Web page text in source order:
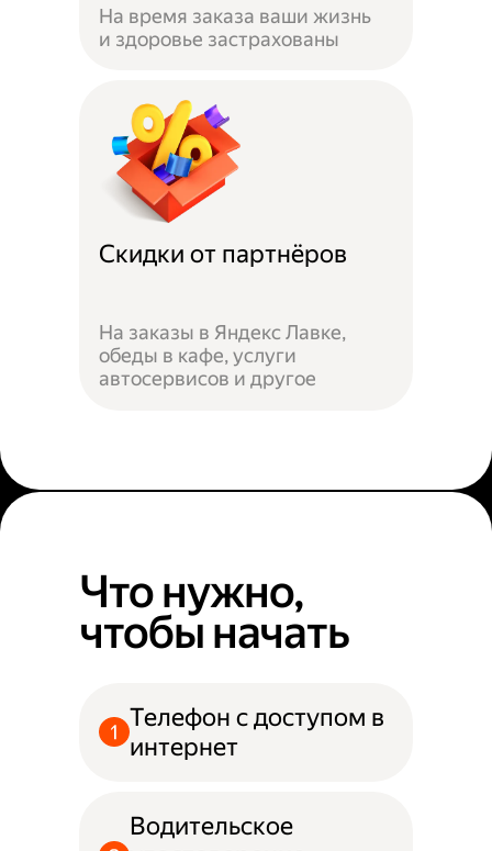
На время заказа ваши жизнь
и здоровье застрахованы
Скидки от партнёров
На заказы в Яндекс Лавке,
обеды в кафе, услуги
автосервисов и другое
Что нужно,
чтобы начать
Телефон с доступом в
интернет
Водительское